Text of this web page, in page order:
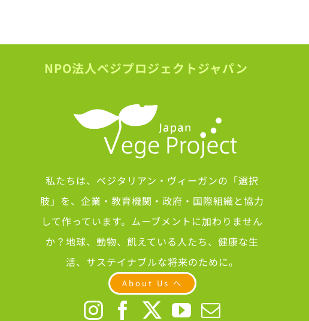
NPO法人ベジプロジェクトジャパン
私たちは、ベジタリアン・ヴィーガンの「選択
肢」を、企業・教育機関・政府・国際組織と協力
して作っています。ムーブメントに加わりません
か？地球、動物、飢えている人たち、健康な生
活、サステイナブルな将来のために。
About Us へ